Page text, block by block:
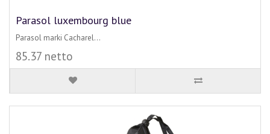
Parasol luxembourg blue
Parasol marki Cacharel...
85.37 netto